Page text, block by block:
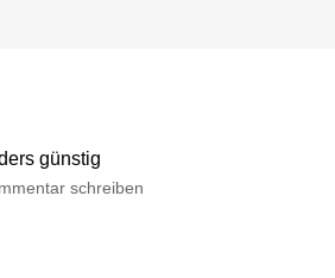
günstig
schreiben